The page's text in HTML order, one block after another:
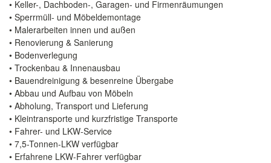
• Keller-, Dachboden-, Garagen- und Firmenräumungen
• Sperrmüll- und Möbeldemontage
• Malerarbeiten innen und außen
• Renovierung & Sanierung
• Bodenverlegung
• Trockenbau & Innenausbau
• Bauendreinigung & besenreine Übergabe
• Abbau und Aufbau von Möbeln
• Abholung, Transport und Lieferung
• Kleintransporte und kurzfristige Transporte
• Fahrer- und LKW-Service
• 7,5-Tonnen-LKW verfügbar
• Erfahrene LKW-Fahrer verfügbar